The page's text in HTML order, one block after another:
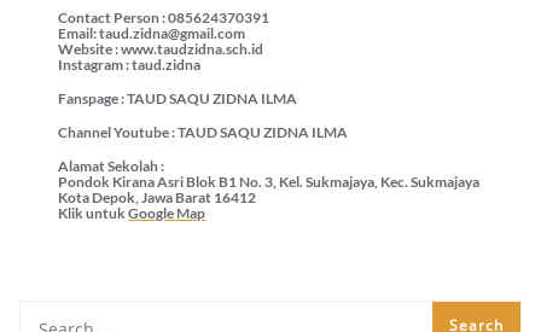
Contact Person : 085624370391
Email: taud.zidna@gmail.com
Website : www.taudzidna.sch.id
Instagram : taud.zidna
Fanspage : TAUD SAQU ZIDNA ILMA
Channel Youtube : TAUD SAQU ZIDNA ILMA
Alamat Sekolah :
Pondok Kirana Asri Blok B1 No. 3, Kel. Sukmajaya, Kec. Sukmajaya
Kota Depok, Jawa Barat 16412
Klik untukGoogle Map